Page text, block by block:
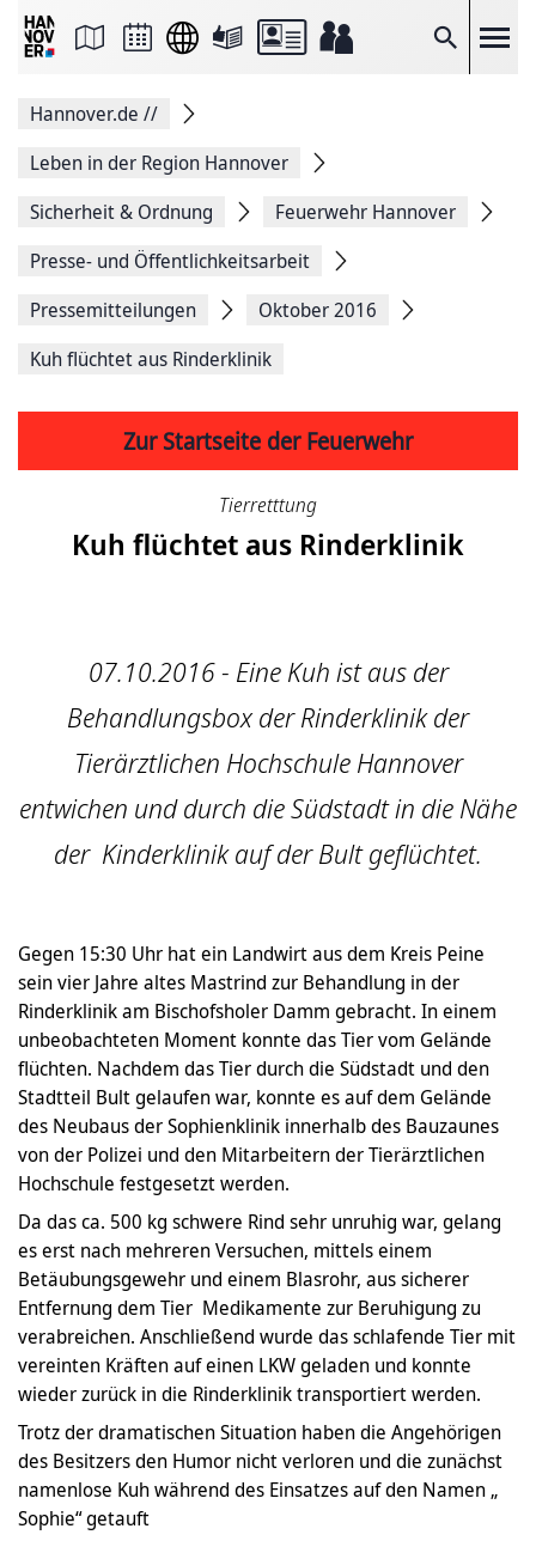
Suche
Seite
Facebook
teilen
Seitenlink
Seite
Hannover.de //
Leben in der Region Hannover
Sicherheit & Ordnung
Feuerwehr Hannover
Presse- und Öffentlichkeitsarbeit
Pressemitteilungen
Oktober 2016
Kuh flüchtet aus Rinderklinik
Zur Startseite der Feuerwehr
Tierretttung
Kuh flüchtet aus Rinderklinik
07.10.2016 - Eine Kuh ist aus der
Behandlungsbox der Rinderklinik der
Tierärztlichen Hochschule Hannover
entwichen und durch die Südstadt in die Nähe
der Kinderklinik auf der Bult geflüchtet.
Gegen 15:30 Uhr hat ein Landwirt aus dem Kreis Peine
sein vier Jahre altes Mastrind zur Behandlung in der
Rinderklinik am Bischofsholer Damm gebracht. In einem
unbeobachteten Moment konnte das Tier vom Gelände
flüchten. Nachdem das Tier durch die Südstadt und den
Stadtteil Bult gelaufen war, konnte es auf dem Gelände
des Neubaus der Sophienklinik innerhalb des Bauzaunes
von der Polizei und den Mitarbeitern der Tierärztlichen
Hochschule festgesetzt werden.
Da das ca. 500 kg schwere Rind sehr unruhig war, gelang
es erst nach mehreren Versuchen, mittels einem
Betäubungsgewehr und einem Blasrohr, aus sicherer
Entfernung dem Tier Medikamente zur Beruhigung zu
verabreichen. Anschließend wurde das schlafende Tier mit
vereinten Kräften auf einen LKW geladen und konnte
wieder zurück in die Rinderklinik transportiert werden.
Trotz der dramatischen Situation haben die Angehörigen
des Besitzers den Humor nicht verloren und die zunächst
namenlose Kuh während des Einsatzes auf den Namen „
Sophie“ getauft